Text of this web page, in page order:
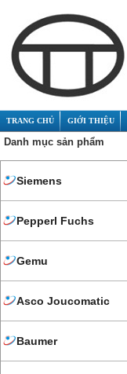
TRANG CHỦ GIỚI THIỆU
Danh mục sản phẩm
Siemens
Pepperl Fuchs
Gemu
Asco Joucomatic
Baumer